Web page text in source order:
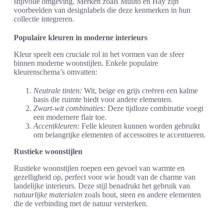
voorbeelden van designlabels die deze kenmerken in hun
collectie integreren.
Populaire kleuren in moderne interieurs
Kleur speelt een cruciale rol in het vormen van de sfeer
binnen moderne woonstijlen. Enkele populaire
kleurenschema’s omvatten:
Neutrale tinten: Wit, beige en grijs creëren een kalme
basis die ruimte biedt voor andere elementen.
Zwart-wit combinaties: Deze tijdloze combinatie voegt
een modernere flair toe.
Accentkleuren: Felle kleuren kunnen worden gebruikt
om belangrijke elementen of accessoires te accentueren.
Rustieke woonstijlen
Rustieke woonstijlen roepen een gevoel van warmte en
gezelligheid op, perfect voor wie houdt van de charme van
landelijke interieurs. Deze stijl benadrukt het gebruik van
natuurlijke materialen zoals hout, steen en andere elementen
die de verbinding met de natuur versterken.